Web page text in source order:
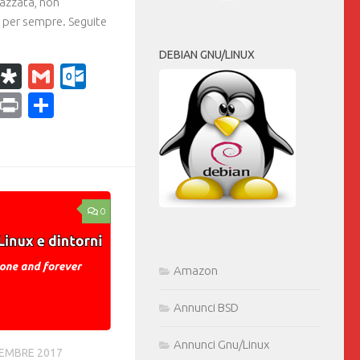
sempre. Seguite
WhatsApp
Diaspora
GmailOutlook.com
CopyPrint
0
2017
DEBIAN GNU/LINUX
Amazon
Annunci BSD
Annunci Gnu/Linux